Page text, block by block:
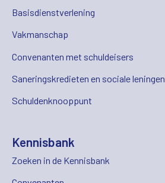
Basisdienstverlening
Vakmanschap
Convenanten met schuldeisers
Saneringskredieten en sociale leningen
Schuldenknooppunt
Kennisbank
Zoeken in de Kennisbank